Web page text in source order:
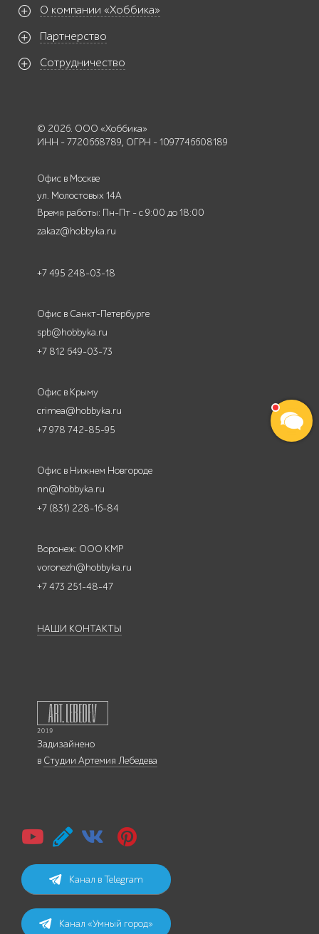
О компании «Хоббика»
Партнерство
Сотрудничество
© 2026. ООО «Хоббика»
ИНН - 7720668789, ОГРН - 1097746608189
Офис в Москве
ул. Молостовых 14А
Время работы: Пн-Пт - с 9:00 до 18:00
zakaz@hobbyka.ru
+7 495 248-03-18
Офис в Санкт-Петербурге
spb@hobbyka.ru
+7 812 649-03-73
Офис в Крыму
crimea@hobbyka.ru
+7 978 742-85-95
Офис в Нижнем Новгороде
nn@hobbyka.ru
+7 (831) 228-16-84
Воронеж: ООО КМР
voronezh@hobbyka.ru
+7 473 251-48-47
НАШИ КОНТАКТЫ
Задизайнено
в Студии Артемия Лебедева
Канал в Telegram
Канал «Умный город»